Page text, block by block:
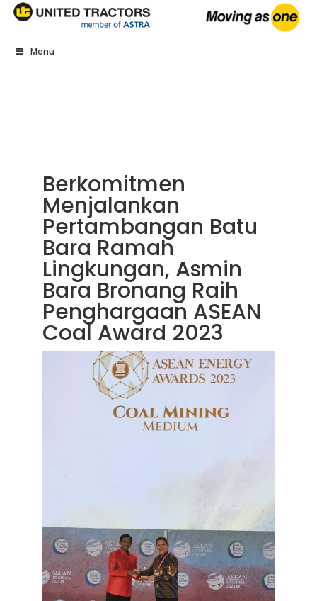
Menu
Berkomitmen
Menjalankan
Pertambangan Batu
Bara Ramah
Lingkungan, Asmin
Bara Bronang Raih
Penghargaan ASEAN
Coal Award 2023